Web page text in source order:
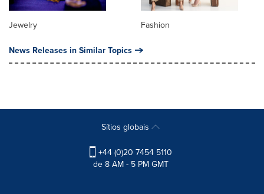
Jewelry Fashion
News Releases in Similar Topics
Sítios globais
+44 (0)20 7454 5110
de 8 AM - 5 PM GMT